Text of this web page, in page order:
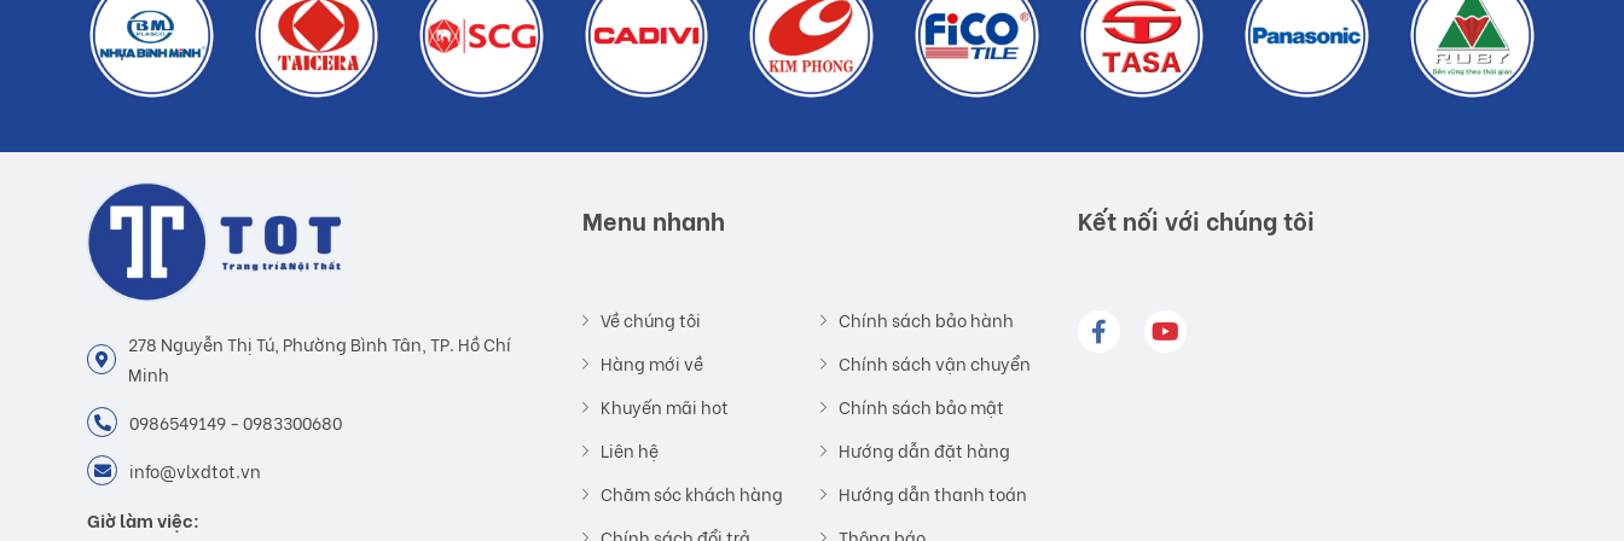
278 Nguyễn Thị Tú, Phường Bình Tân, TP. Hồ Chí
Minh
0986549149 - 0983300680
info@vlxdtot.vn
Giờ làm việc:
Menu nhanh
Về chúng tôi
Hàng mới về
Khuyến mãi hot
Liên hệ
Chăm sóc khách hàng
Chính sách bảo hành
Chính sách vận chuyển
Chính sách bảo mật
Hướng dẫn đặt hàng
Hướng dẫn thanh toán
Kết nối với chúng tôi